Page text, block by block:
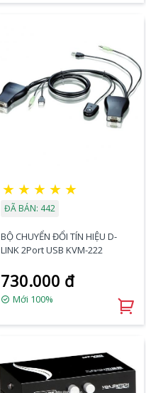
★ ★ ★ ★ ★
ĐÃ BÁN: 442
BỘ CHUYỂN ĐỔI TÍN HIỆU D-
LINK 2Port USB KVM-222
730.000 đ
Mới 100%